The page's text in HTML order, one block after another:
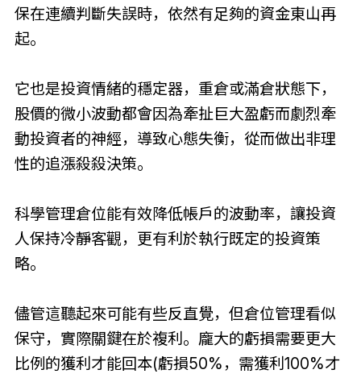
保在連續判斷失誤時，依然有足夠的資金東山再
起。
它也是投資情緒的穩定器，重倉或滿倉狀態下，
股價的微小波動都會因為牽扯巨大盈虧而劇烈牽
動投資者的神經，導致心態失衡，從而做出非理
性的追漲殺殺決策。
科學管理倉位能有效降低帳戶的波動率，讓投資
人保持冷靜客觀，更有利於執行既定的投資策
略。
儘管這聽起來可能有些反直覺，但倉位管理看似
保守，實際關鍵在於複利。龐大的虧損需要更大
比例的獲利才能回本(虧損50%，需獲利100%才